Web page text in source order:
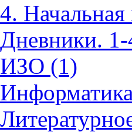
4.
Дневники.
ИЗО (1)